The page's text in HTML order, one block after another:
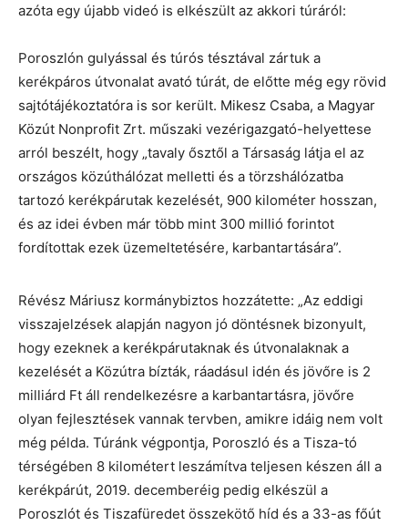
azóta egy újabb videó is elkészült az akkori túráról:
Poroszlón gulyással és túrós tésztával zártuk a
kerékpáros útvonalat avató túrát, de előtte még egy rövid
sajtótájékoztatóra is sor került. Mikesz Csaba, a Magyar
Közút Nonprofit Zrt. műszaki vezérigazgató-helyettese
arról beszélt, hogy „tavaly ősztől a Társaság látja el az
országos közúthálózat melletti és a törzshálózatba
tartozó kerékpárutak kezelését, 900 kilométer hosszan,
és az idei évben már több mint 300 millió forintot
fordítottak ezek üzemeltetésére, karbantartására”.
Révész Máriusz kormánybiztos hozzátette: „Az eddigi
visszajelzések alapján nagyon jó döntésnek bizonyult,
hogy ezeknek a kerékpárutaknak és útvonalaknak a
kezelését a Közútra bízták, ráadásul idén és jövőre is 2
milliárd Ft áll rendelkezésre a karbantartásra, jövőre
olyan fejlesztések vannak tervben, amikre idáig nem volt
még példa. Túránk végpontja, Poroszló és a Tisza-tó
térségében 8 kilométert leszámítva teljesen készen áll a
kerékpárút, 2019. decemberéig pedig elkészül a
Poroszlót és Tiszafüredet összekötő híd és a 33-as főút